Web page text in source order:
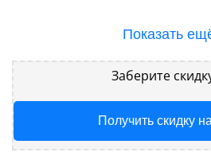
Показать
Заберите
Получить скидку